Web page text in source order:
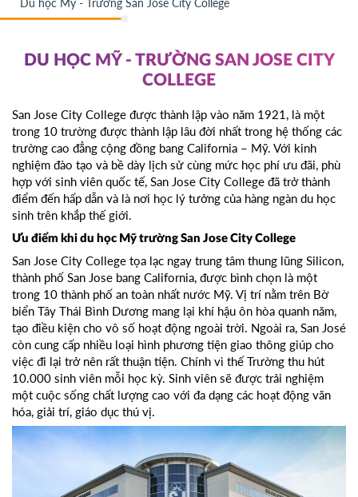
Du học Mỹ - Trường San Jose City College
DU HỌC MỸ - TRƯỜNG SAN JOSE CITY
COLLEGE
San Jose City College được thành lập vào năm 1921, là một
trong 10 trường được thành lập lâu đời nhất trong hệ thống các
trường cao đẳng cộng đồng bang California – Mỹ. Với kinh
nghiệm đào tạo và bề dày lịch sử cùng mức học phí ưu đãi, phù
hợp với sinh viên quốc tế, San Jose City College đã trở thành
điểm đến hấp dẫn và là nơi học lý tưởng của hàng ngàn du học
sinh trên khắp thế giới.
Ưu điểm khi du học Mỹ trường San Jose City College
San Jose City College tọa lạc ngay trung tâm thung lũng Silicon,
thành phố San Jose bang California, được bình chọn là một
trong 10 thành phố an toàn nhất nước Mỹ. Vị trí nằm trên Bờ
biển Tây Thái Bình Dương mang lại khí hậu ôn hòa quanh năm,
tạo điều kiện cho vô số hoạt động ngoài trời. Ngoài ra, San José
còn cung cấp nhiều loại hình phương tiện giao thông giúp cho
việc đi lại trở nên rất thuận tiện. Chính vì thế Trường thu hút
10.000 sinh viên mỗi học kỳ. Sinh viên sẽ được trải nghiệm
một cuộc sống chất lượng cao với đa dạng các hoạt động văn
hóa, giải trí, giáo dục thú vị.